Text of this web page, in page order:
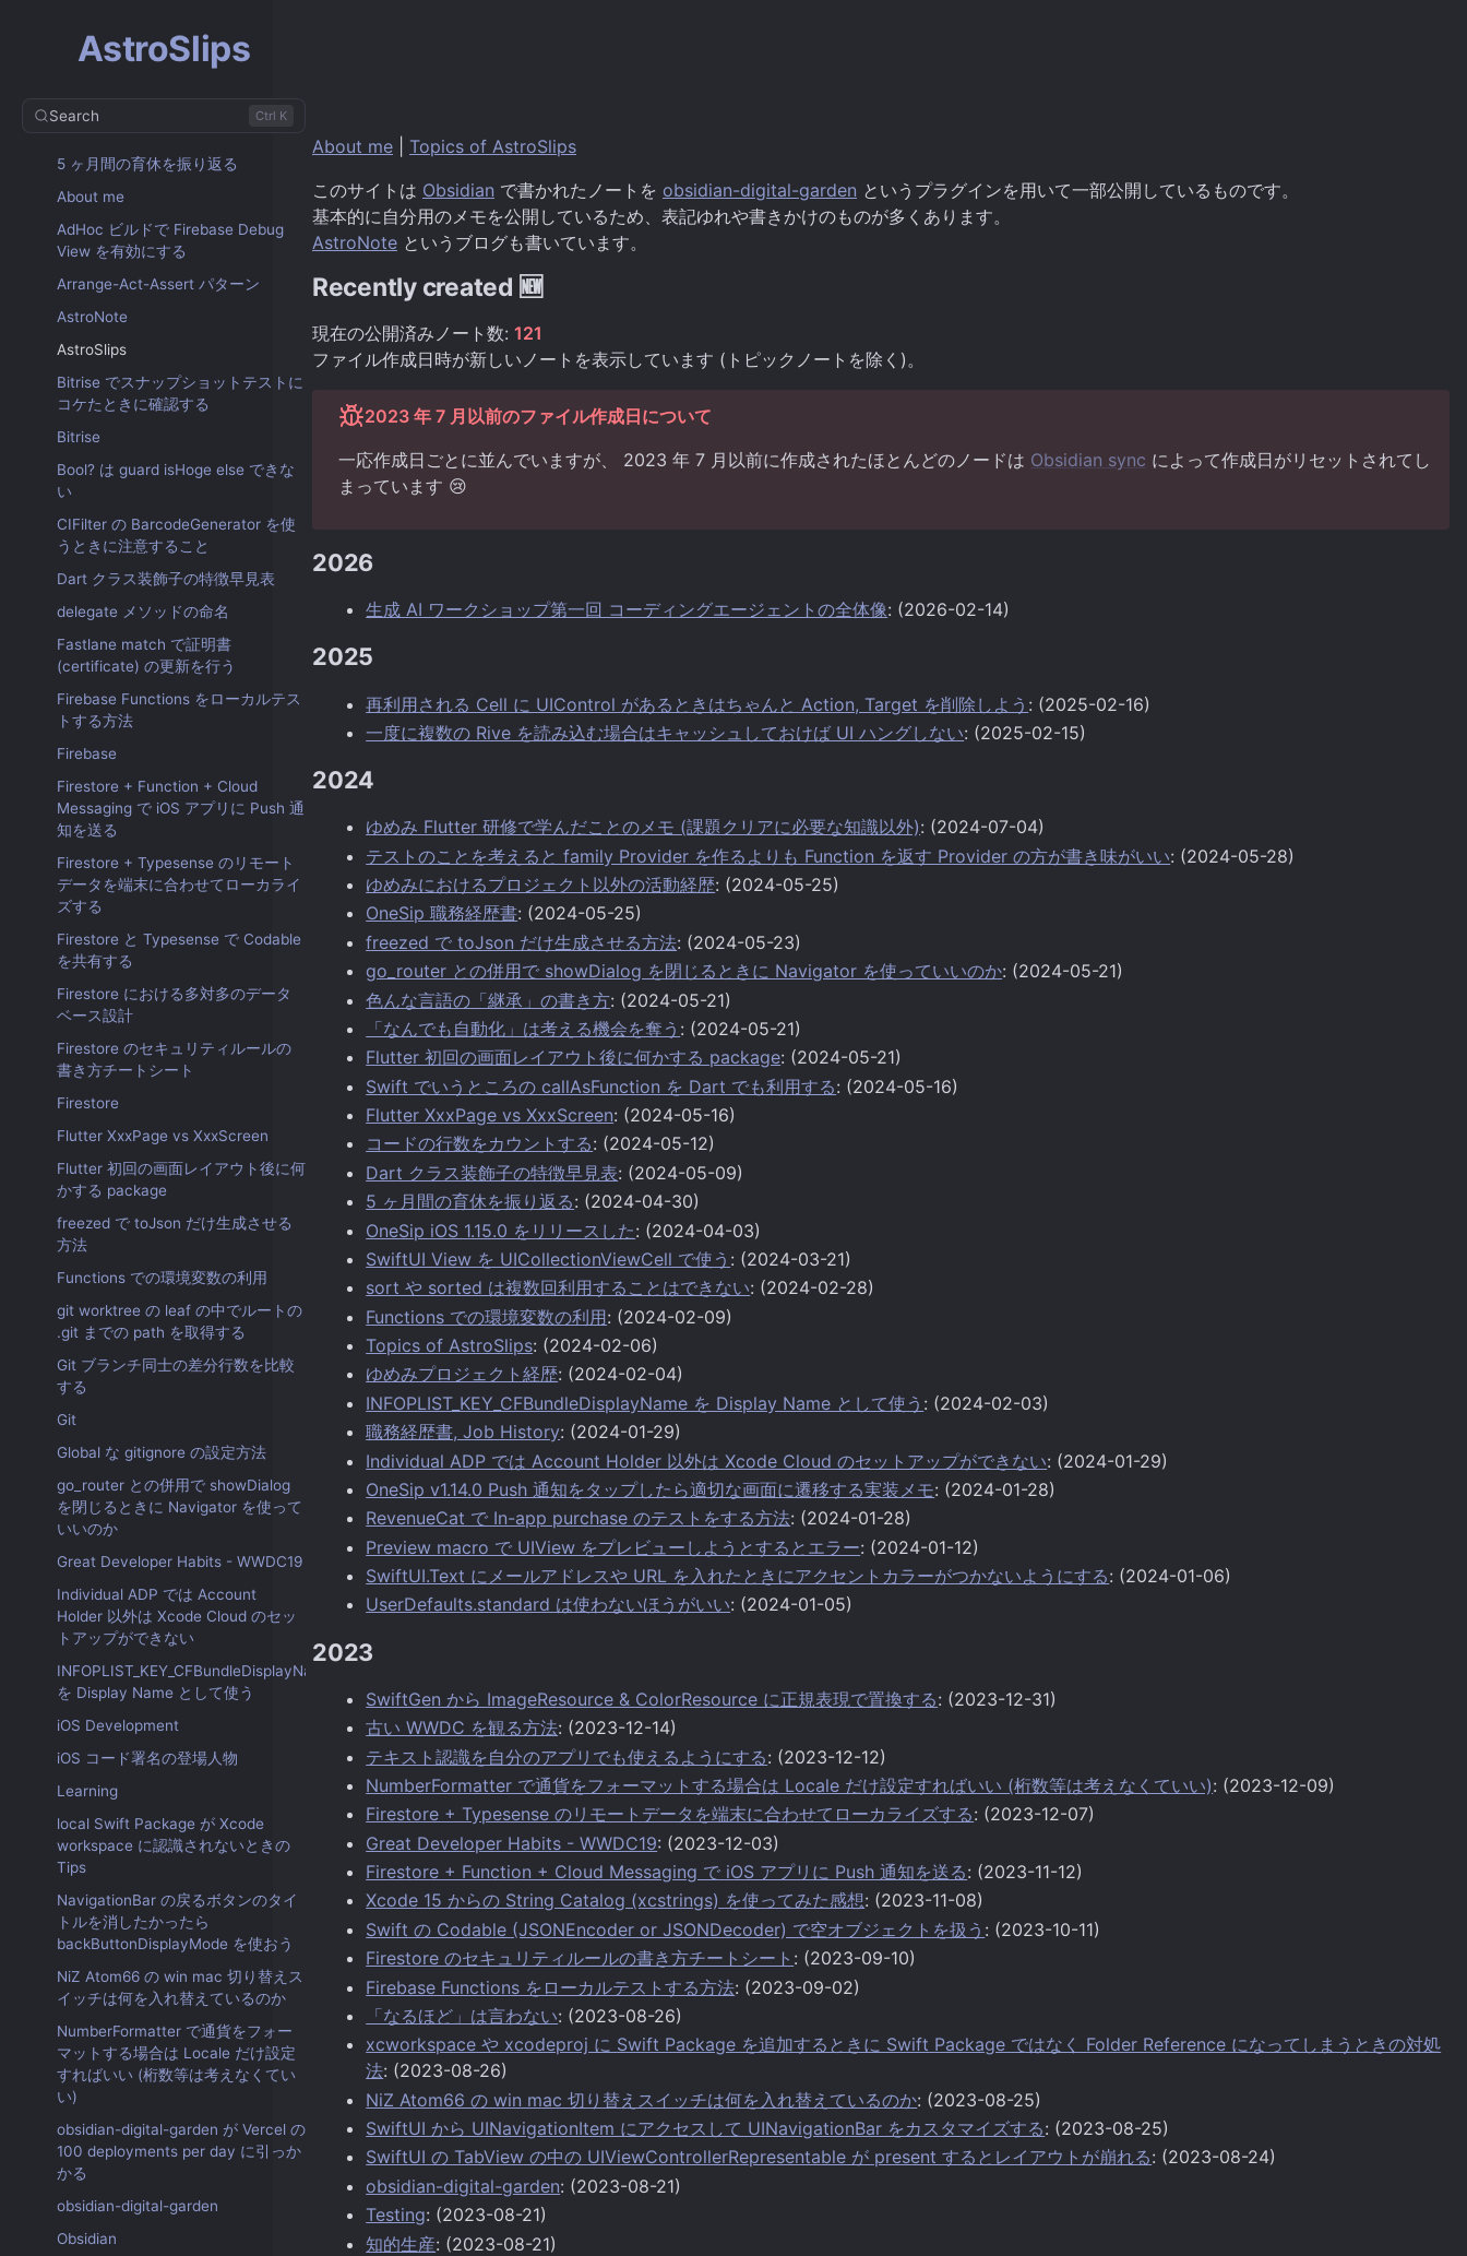
AstroSlips
Search Ctrl K
5 ヶ月間の育休を振り返る
About me
AdHoc ビルドで Firebase Debug
View を有効にする
Arrange-Act-Assert パターン
AstroNote
AstroSlips
Bitrise でスナップショットテストに
コケたときに確認する
Bitrise
Bool? は guard isHoge else できな
い
CIFilter の BarcodeGenerator を使
うときに注意すること
Dart クラス装飾子の特徴早見表
delegate メソッドの命名
Fastlane match で証明書
(certificate) の更新を行う
Firebase Functions をローカルテス
トする方法
Firebase
Firestore + Function + Cloud
Messaging で iOS アプリに Push 通
知を送る
Firestore + Typesense のリモート
データを端末に合わせてローカライ
ズする
Firestore と Typesense で Codable
を共有する
Firestore における多対多のデータ
ベース設計
Firestore のセキュリティルールの
書き方チートシート
Firestore
Flutter XxxPage vs XxxScreen
Flutter 初回の画面レイアウト後に何
かする package
freezed で toJson だけ生成させる
方法
Functions での環境変数の利用
git worktree の leaf の中でルートの
.git までの path を取得する
Git ブランチ同士の差分行数を比較
する
Git
Global な gitignore の設定方法
go_router との併用で showDialog
を閉じるときに Navigator を使って
いいのか
Great Developer Habits - WWDC19
Individual ADP では Account
Holder 以外は Xcode Cloud のセッ
トアップができない
INFOPLIST_KEY_CFBundleDisplayName
を Display Name として使う
iOS Development
iOS コード署名の登場人物
Learning
local Swift Package が Xcode
workspace に認識されないときの
Tips
NavigationBar の戻るボタンのタイ
トルを消したかったら
backButtonDisplayMode を使おう
NiZ Atom66 の win mac 切り替えス
イッチは何を入れ替えているのか
NumberFormatter で通貨をフォー
マットする場合は Locale だけ設定
すればいい (桁数等は考えなくてい
い)
obsidian-digital-garden が Vercel の
100 deployments per day に引っか
かる
obsidian-digital-garden
Obsidian
About me
Topics of AstroSlips
このサイトは Obsidian で書かれたノートを obsidian-digital-garden というプラグインを用いて一部公開しているものです。
基本的に自分用のメモを公開しているため、表記ゆれや書きかけのものが多くあります。
AstroNote というブログも書いています。
Recently created 🆕
現在の公開済みノート数: 121
ファイル作成日時が新しいノートを表示しています (トピックノートを除く)。
2023 年 7 月以前のファイル作成日について
一応作成日ごとに並んでいますが、 2023 年 7 月以前に作成されたほとんどのノードは Obsidian sync によって作成日がリセットされてし
まっています 😢
2026
生成 AI ワークショップ第一回 コーディングエージェントの全体像: (2026-02-14)
2025
再利用される Cell に UIControl があるときはちゃんと Action, Target を削除しよう : (2025-02-16)
一度に複数の Rive を読み込む場合はキャッシュしておけば UI ハングしない: (2025-02-15)
2024
ゆめみ Flutter 研修で学んだことのメモ (課題クリアに必要な知識以外): (2024-07-04)
テストのことを考えると family Provider を作るよりも Function を返す Provider の方が書き味がいい: (2024-05-28)
ゆめみにおけるプロジェクト以外の活動経歴: (2024-05-25)
OneSip 職務経歴書: (2024-05-25)
freezed で toJson だけ生成させる方法: (2024-05-23)
go_router との併用で showDialog を閉じるときに Navigator を使っていいのか: (2024-05-21)
色んな言語の「継承」の書き方: (2024-05-21)
「なんでも自動化」は考える機会を奪う : (2024-05-21)
Flutter 初回の画面レイアウト後に何かする package: (2024-05-21)
Swift でいうところの callAsFunction を Dart でも利用する: (2024-05-16)
Flutter XxxPage vs XxxScreen: (2024-05-16)
コードの行数をカウントする: (2024-05-12)
Dart クラス装飾子の特徴早見表: (2024-05-09)
5 ヶ月間の育休を振り返る: (2024-04-30)
OneSip iOS 1.15.0 をリリースした: (2024-04-03)
SwiftUI View を UICollectionViewCell で使う : (2024-03-21)
sort や sorted は複数回利用することはできない: (2024-02-28)
Functions での環境変数の利用: (2024-02-09)
Topics of AstroSlips: (2024-02-06)
ゆめみプロジェクト経歴: (2024-02-04)
INFOPLIST_KEY_CFBundleDisplayName を Display Name として使う : (2024-02-03)
職務経歴書, Job History: (2024-01-29)
Individual ADP では Account Holder 以外は Xcode Cloud のセットアップができない: (2024-01-29)
OneSip v1.14.0 Push 通知をタップしたら適切な画面に遷移する実装メモ: (2024-01-28)
RevenueCat で In-app purchase のテストをする方法: (2024-01-28)
Preview macro で UIView をプレビューしようとするとエラー: (2024-01-12)
SwiftUI.Text にメールアドレスや URL を入れたときにアクセントカラーがつかないようにする: (2024-01-06)
UserDefaults.standard は使わないほうがいい: (2024-01-05)
2023
SwiftGen から ImageResource & ColorResource に正規表現で置換する: (2023-12-31)
古い WWDC を観る方法: (2023-12-14)
テキスト認識を自分のアプリでも使えるようにする: (2023-12-12)
NumberFormatter で通貨をフォーマットする場合は Locale だけ設定すればいい (桁数等は考えなくていい): (2023-12-09)
Firestore + Typesense のリモートデータを端末に合わせてローカライズする: (2023-12-07)
Great Developer Habits - WWDC19: (2023-12-03)
Firestore + Function + Cloud Messaging で iOS アプリに Push 通知を送る: (2023-11-12)
Xcode 15 からの String Catalog (xcstrings) を使ってみた感想: (2023-11-08)
Swift の Codable (JSONEncoder or JSONDecoder) で空オブジェクトを扱う : (2023-10-11)
Firestore のセキュリティルールの書き方チートシート : (2023-09-10)
Firebase Functions をローカルテストする方法: (2023-09-02)
「なるほど」は言わない: (2023-08-26)
xcworkspace や xcodeproj に Swift Package を追加するときに Swift Package ではなく Folder Reference になってしまうときの対処
法: (2023-08-26)
NiZ Atom66 の win mac 切り替えスイッチは何を入れ替えているのか: (2023-08-25)
SwiftUI から UINavigationItem にアクセスして UINavigationBar をカスタマイズする: (2023-08-25)
SwiftUI の TabView の中の UIViewControllerRepresentable が present するとレイアウトが崩れる: (2023-08-24)
obsidian-digital-garden: (2023-08-21)
Testing: (2023-08-21)
知的生産: (2023-08-21)